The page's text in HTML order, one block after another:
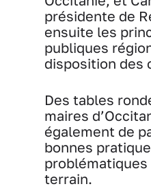
présidente de
ensuite les
publiques
disposition des
Des tables
maires
également de
bonnes
terrain.